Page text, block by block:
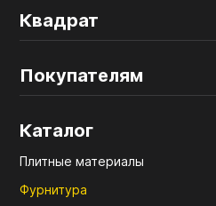
Квадрат
Покупателям
Каталог
Плитные материалы
Фурнитура